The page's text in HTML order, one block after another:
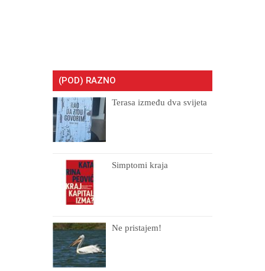
(POD) RAZNO
Terasa između dva svijeta
Simptomi kraja
Ne pristajem!